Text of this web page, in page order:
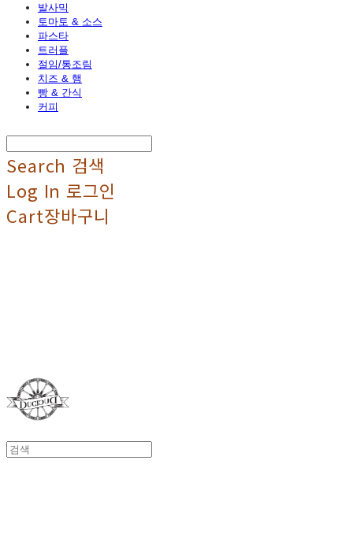
발사믹
토마토 & 소스
파스타
트러플
절임/통조림
치즈 & 햄
빵 & 간식
커피
Search 검색
Log In 로그인
Cart장바구니